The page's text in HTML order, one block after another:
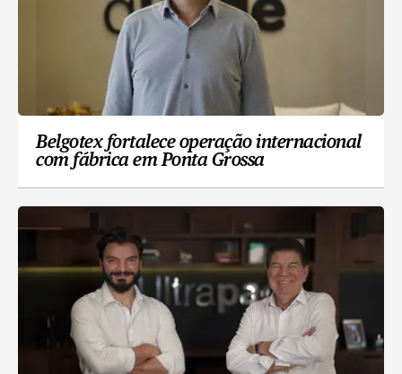
Belgotex fortalece operação internacional
com fábrica em Ponta Grossa